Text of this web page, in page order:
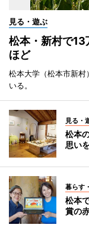
見る・遊ぶ
松本・新村で
ほど
松本大学（松本市新
いる。
見る・
松本
思い
暮らす
松本
賞の